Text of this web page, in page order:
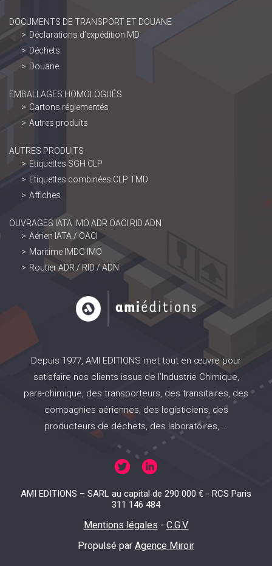
DOCUMENTS DE TRANSPORT ET DOUANE
Déclarations d’expédition MD
Déchets
Douane
EMBALLAGES HOMOLOGUÉS
Cartons réglementés
Autres produits
AUTRES PRODUITS
Etiquettes SGH CLP
Etiquettes combinées CLP TMD
Affiches
OUVRAGES IATA IMO ADR OACI RID ADN
Aérien IATA / OACI
Maritime IMDG IMO
Routier ADR / RID / ADN
Depuis 1977, AMI EDITIONS met tout en œuvre pour
satisfaire nos clients issus de l’Industrie Chimique,
para-chimique, des transporteurs, des transitaires, des
compagnies aériennes, des logisticiens, des
producteurs de déchets, des laboratoires, …
AMI EDITIONS – SARL au capital de 290 000 € - RCS Paris
311 146 484
Mentions légales - C.G.V.
Propulsé par Agence Miroir